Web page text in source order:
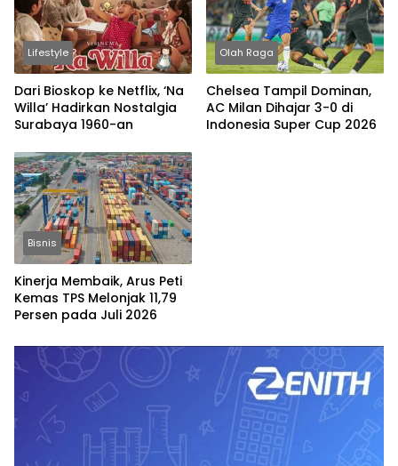
Lifestyle
Dari Bioskop ke Netflix, ‘Na
Willa’ Hadirkan Nostalgia
Surabaya 1960-an
Olah Raga
Chelsea Tampil Dominan,
AC Milan Dihajar 3-0 di
Indonesia Super Cup 2026
Bisnis
Kinerja Membaik, Arus Peti
Kemas TPS Melonjak 11,79
Persen pada Juli 2026